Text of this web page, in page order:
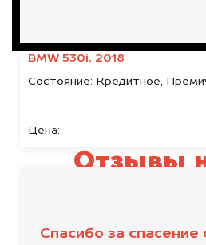
BMW 530i, 2018
Состояние: Кредитное,
Цена:
Отзывы
Спасибо за спасение